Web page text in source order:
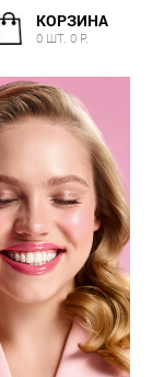
КОРЗИНА
0 ШТ. 0 Р.